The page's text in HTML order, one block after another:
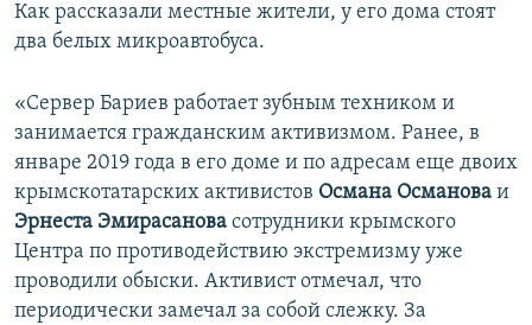
Как рассказали местные жители, у его дома стоят
два белых микроавтобуса.
«Сервер Бариев работает зубным техником и
занимается гражданским активизмом. Ранее, в
январе 2019 года в его доме и по адресам еще двоих
крымскотатарских активистов Османа Османова и
Эрнеста Эмирасанова сотрудники крымского
Центра по противодействию экстремизму уже
проводили обыски. Активист отмечал, что
периодически замечал за собой слежку. За